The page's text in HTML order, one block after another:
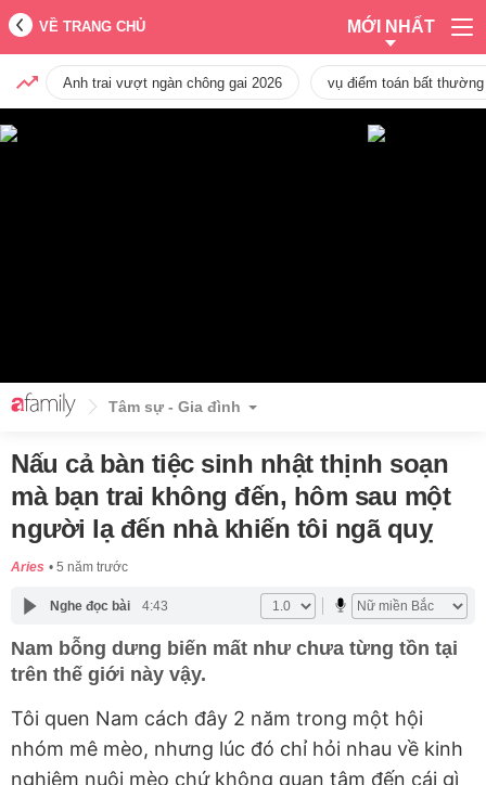
VỀ TRANG CHỦ MỚI NHẤT
Anh trai vượt ngàn chông gai 2026 vụ điểm toán bất
Tâm sự - Gia đình
Nấu cả bàn tiệc sinh nhật thịnh soạn
mà bạn trai không đến, hôm sau một
người lạ đến nhà khiến tôi ngã quỵ
Aries 5 năm trước
Nghe đọc bài 4:43
Nam bỗng dưng biến mất như chưa từng tồn tại
trên thế giới này vậy.
Tôi quen Nam cách đây 2 năm trong một hội
nhóm mê mèo, nhưng lúc đó chỉ hỏi nhau về kinh
nghiệm nuôi mèo chứ không quan tâm đến cái gì